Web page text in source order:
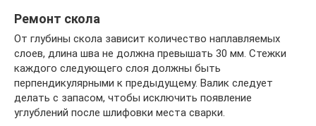
Ремонт скола
От глубины скола зависит количество наплавляемых
слоев, длина шва не должна превышать 30 мм. Стежки
каждого следующего слоя должны быть
перпендикулярными к предыдущему. Валик следует
делать с запасом, чтобы исключить появление
углублений после шлифовки места сварки.